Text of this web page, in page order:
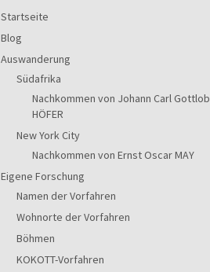
Startseite
Blog
Auswanderung
Südafrika
Nachkommen von Johann Carl Gottlob
HÖFER
New York City
Nachkommen von Ernst Oscar MAY
Eigene Forschung
Namen der Vorfahren
Wohnorte der Vorfahren
Böhmen
KOKOTT-Vorfahren